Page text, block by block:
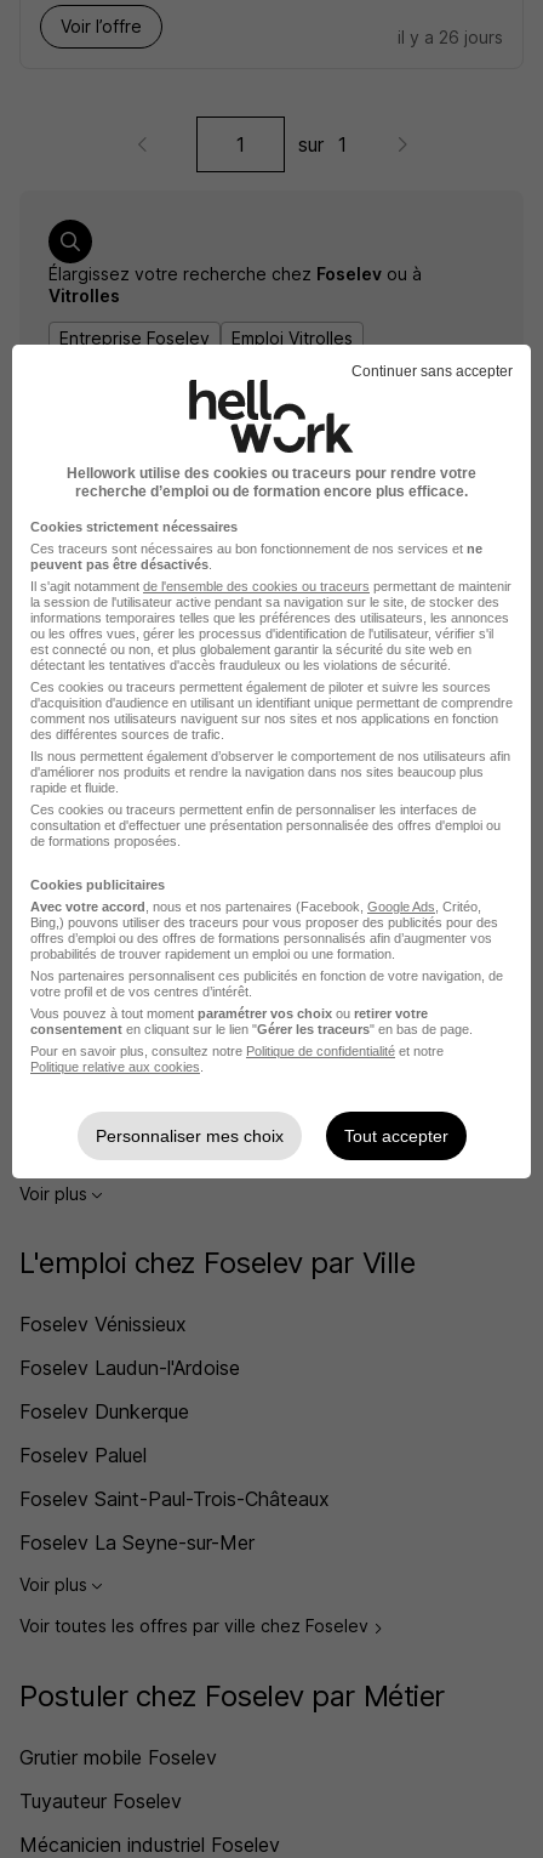
Voir l’offre
il y a 26 jours
sur 1
Élargissez votre recherche chez Foselev ou à
Vitrolles
Entreprise Foselev
Emploi Vitrolles
DÉPOSEZ VOTRE CV
Rendez votre CV accessible à l’ensemble des
recruteurs de la CVthèque Hellowork.
Rendre mon CV visible
Foselev recrute autour de Vitrolles
Foselev Boulbon
Foselev Châteaurenard
Foselev Fos-sur-Mer
Foselev Marseille
Foselev Martigues
Foselev Aix-en-Provence
Voir plus
L'emploi chez Foselev par Ville
Foselev Vénissieux
Foselev Laudun-l'Ardoise
Foselev Dunkerque
Foselev Paluel
Foselev Saint-Paul-Trois-Châteaux
Foselev La Seyne-sur-Mer
Voir plus
Voir toutes les offres par ville chez Foselev
Postuler chez Foselev par Métier
Grutier mobile Foselev
Tuyauteur Foselev
Mécanicien industriel Foselev
Continuer sans accepter
Hellowork utilise des cookies ou traceurs pour rendre votre
recherche d’emploi ou de formation encore plus efficace.
Cookies strictement nécessaires
Ces traceurs sont nécessaires au bon fonctionnement de nos services et ne
peuvent pas être désactivés
Il s'agit notamment de l'ensemble des cookies ou traceurs permettant de maintenir
la session de l'utilisateur active pendant sa navigation sur le site, de stocker des
informations temporaires telles que les préférences des utilisateurs, les annonces
ou les offres vues, gérer les processus d'identification de l'utilisateur, vérifier s'il
est connecté ou non, et plus globalement garantir la sécurité du site web en
détectant les tentatives d'accès frauduleux ou les violations de sécurité.
Ces cookies ou traceurs permettent également de piloter et suivre les sources
d'acquisition d'audience en utilisant un identifiant unique permettant de comprendre
comment nos utilisateurs naviguent sur nos sites et nos applications en fonction
des différentes sources de trafic.
Ils nous permettent également d’observer le comportement de nos utilisateurs afin
d'améliorer nos produits et rendre la navigation dans nos sites beaucoup plus
rapide et fluide.
Ces cookies ou traceurs permettent enfin de personnaliser les interfaces de
consultation et d'effectuer une présentation personnalisée des offres d'emploi ou
de formations proposées.
Cookies publicitaires
Avec votre accord , nous et nos partenaires (Facebook, Google Ads , Critéo,
Bing,) pouvons utiliser des traceurs pour vous proposer des publicités pour des
offres d’emploi ou des offres de formations personnalisés afin d’augmenter vos
probabilités de trouver rapidement un emploi ou une formation.
Nos partenaires personnalisent ces publicités en fonction de votre navigation, de
votre profil et de vos centres d’intérêt.
Vous pouvez à tout moment paramétrer vos choix ou retirer votre
consentement en cliquant sur le lien "Gérer les traceurs" en bas de page.
Pour en savoir plus, consultez notre Politique de confidentialité et notre
Politique relative aux cookies
Personnaliser mes choix Tout accepter